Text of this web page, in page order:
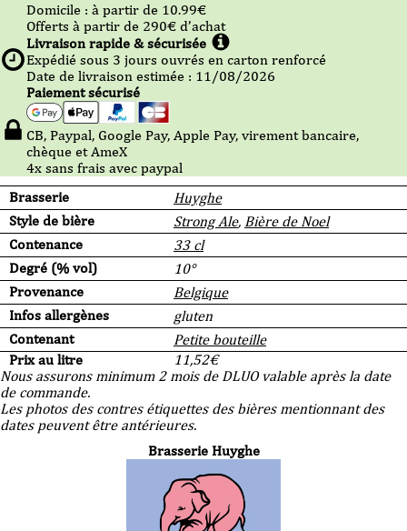
Brasserie
Huyghe
Style de bière
Strong Ale, Bière de Noel
Contenance
33 cl
Degré (% vol)
10°
Provenance
Belgique
Infos allergènes
gluten
Contenant
Petite bouteille
Prix au litre
11,52€
Nous assurons minimum 2 mois de DLUO valable après la date
de commande.
Les photos des contres étiquettes des bières mentionnant des
dates peuvent être antérieures.
Domicile : à partir de 10.99€
Offerts à partir de 290€ d’achat
Livraison rapide & sécurisée
Expédié sous 3 jours ouvrés en carton renforcé
Date de livraison estimée : 11/08/2026
Paiement sécurisé
CB, Paypal, Google Pay, Apple Pay, virement bancaire,
chèque et AmeX
4x sans frais avec paypal
Brasserie Huyghe